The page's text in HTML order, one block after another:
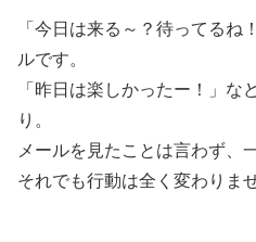
「今日は来る～？待ってるね
ルです。
「昨日は楽しかったー！」な
り。
メールを見たことは言わず、
それでも行動は全く変わりませ